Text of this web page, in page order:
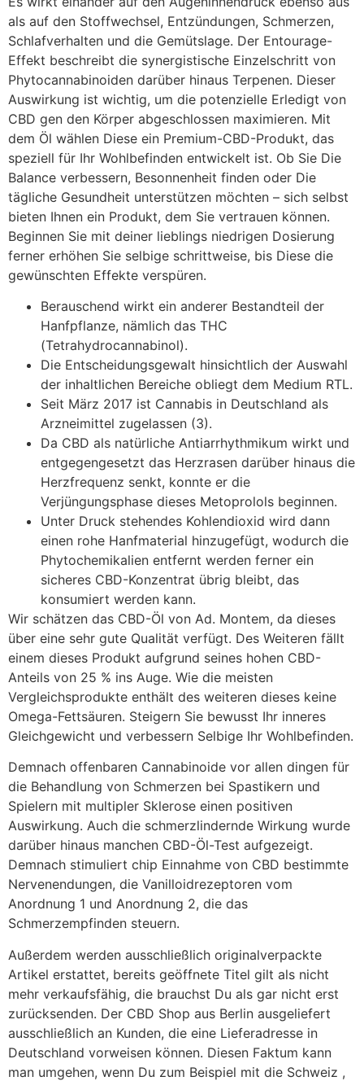
als auf den Stoffwechsel, Entzündungen, Schmerzen,
Schlafverhalten und die Gemütslage. Der Entourage-
Effekt beschreibt die synergistische Einzelschritt von
Phytocannabinoiden darüber hinaus Terpenen. Dieser
Auswirkung ist wichtig, um die potenzielle Erledigt von
CBD gen den Körper abgeschlossen maximieren. Mit
dem Öl wählen Diese ein Premium-CBD-Produkt, das
speziell für Ihr Wohlbefinden entwickelt ist. Ob Sie Die
Balance verbessern, Besonnenheit finden oder Die
tägliche Gesundheit unterstützen möchten – sich selbst
bieten Ihnen ein Produkt, dem Sie vertrauen können.
Beginnen Sie mit deiner lieblings niedrigen Dosierung
ferner erhöhen Sie selbige schrittweise, bis Diese die
gewünschten Effekte verspüren.
Berauschend wirkt ein anderer Bestandteil der
Hanfpflanze, nämlich das THC
(Tetrahydrocannabinol).
Die Entscheidungsgewalt hinsichtlich der Auswahl
der inhaltlichen Bereiche obliegt dem Medium RTL.
Seit März 2017 ist Cannabis in Deutschland als
Arzneimittel zugelassen (3).
Da CBD als natürliche Antiarrhythmikum wirkt und
entgegengesetzt das Herzrasen darüber hinaus die
Herzfrequenz senkt, konnte er die
Verjüngungsphase dieses Metoprolols beginnen.
Unter Druck stehendes Kohlendioxid wird dann
einen rohe Hanfmaterial hinzugefügt, wodurch die
Phytochemikalien entfernt werden ferner ein
sicheres CBD-Konzentrat übrig bleibt, das
konsumiert werden kann.
Wir schätzen das CBD-Öl von Ad. Montem, da dieses
über eine sehr gute Qualität verfügt. Des Weiteren fällt
einem dieses Produkt aufgrund seines hohen CBD-
Anteils von 25 % ins Auge. Wie die meisten
Vergleichsprodukte enthält des weiteren dieses keine
Omega-Fettsäuren. Steigern Sie bewusst Ihr inneres
Gleichgewicht und verbessern Selbige Ihr Wohlbefinden.
Demnach offenbaren Cannabinoide vor allen dingen für
die Behandlung von Schmerzen bei Spastikern und
Spielern mit multipler Sklerose einen positiven
Auswirkung. Auch die schmerzlindernde Wirkung wurde
darüber hinaus manchen CBD-Öl-Test aufgezeigt.
Demnach stimuliert chip Einnahme von CBD bestimmte
Nervenendungen, die Vanilloidrezeptoren vom
Anordnung 1 und Anordnung 2, die das
Schmerzempfinden steuern.
Außerdem werden ausschließlich originalverpackte
Artikel erstattet, bereits geöffnete Titel gilt als nicht
mehr verkaufsfähig, die brauchst Du als gar nicht erst
zurücksenden. Der CBD Shop aus Berlin ausgeliefert
ausschließlich an Kunden, die eine Lieferadresse in
Deutschland vorweisen können. Diesen Faktum kann
man umgehen, wenn Du zum Beispiel mit die Schweiz ,